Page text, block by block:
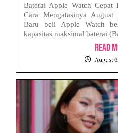
Baterai Apple Watch Cepat
Cara Mengatasinya
Baru beli Apple Watch
kapasitas maksimal baterai
Read
August